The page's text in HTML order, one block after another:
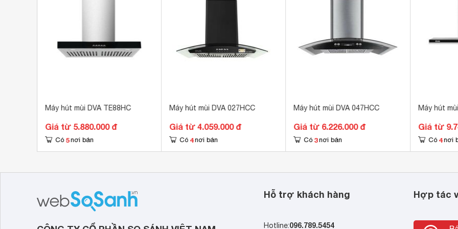
Lưới lọc inox
700 x470 x 500 mm
Máy hút mùi DVA TE88HC
Giá từ 5.880.000 đ
Có 5 nơi bán
Máy hút mùi DVA 027HCC
Giá từ 4.059.000 đ
Có 4 nơi bán
Máy hút mùi DVA 047HCC
Giá từ 6.226.000 đ
Có 3 nơi bán
Máy hút
Giá từ
Có 4 nơi
Hỗ trợ khách hàng
Hotline:096.789.5454
Hợp tác